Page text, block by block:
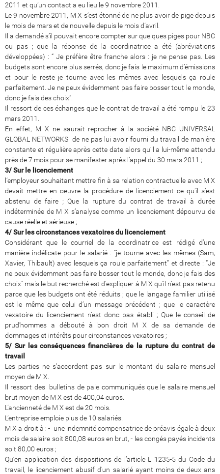
2011 et qu’un contact a eu lieu le 9 novembre 2011.
Le 9 novembre 2011, M X s’est étonné de ne plus avoir de pige depuis
le mois de mars et de nouvelle depuis le mois d’avril.
Il a demandé s’il pouvait encore compter sur quelques piges pour NBC
ou pas ; que la réponse de la coordinatrice a été (abréviations
développées) : “ Je préfère être franche alors : je ne pense pas. Les
budgets sont encore plus serrés, donc je fais le maximum d’émissions
et pour le reste je tourne avec les mêmes avec lesquels ça roule
parfaitement. Je ne peux évidemment pas faire bosser tout le monde,
donc je fais des choix”.
Il ressort de ces échanges que le contrat de travail a été rompu le 23
mars 2011.
En effet, M X ne saurait reprocher à la société NBC UNIVERSAL
GLOBAL NETWORKS de ne pas lui avoir fourni du travail de manière
constante et régulière après cette date alors qu’il a lui-même attendu
près de 7 mois pour se manifester après l’appel du 30 mars 2011 ;
3/ Sur le licenciement
l’employeur souhaitant mettre fin à sa relation contractuelle avec M X
devait mettre en oeuvre la procédure de licenciement ce qu’il s’est
abstenu de faire ; Que la rupture du contrat de travail à durée
indéterminée de M X s’analyse comme un licenciement dépourvu de
cause réelle et sérieuse ;
4/ Sur les circonstances vexatoires du licenciement
Considérant que le courriel de la coordinatrice est rédigé d’une
manière indélicate pour le salarié : “je tourne avec les mêmes (Sam,
Xavier, Thibault) avec lesquels ça roule parfaitement” et directe : “Je
ne peux évidemment pas faire bosser tout le monde, donc je fais des
choix” mais le but recherché est d’expliquer à M X qu’il n’est pas retenu
parce que les budgets ont été réduits ; que le langage familier utilisé
est le même que celui d’un message précédent ; que le caractère
vexatoire du licenciement n’est donc pas établi ; Que le conseil de
prud’hommes a débouté à bon droit M X de sa demande de
dommages et intérêts pour circonstances vexatoires ;
5/ Sur les conséquences financières de la rupture du contrat de
travail
Les parties ne s’accordent pas sur le montant du salaire mensuel
moyen de M X.
Il ressort des bulletins de paie communiqués que le salaire mensuel
brut moyen de M X est de 400,04 euros.
L’ancienneté de M X est de 20 mois.
L’entreprise emploie plus de 10 salariés.
M X a droit à : - une indemnité compensatrice de préavis égale à deux
mois de salaire soit 800,08 euros en brut, - les congés payés incidents
soit 80,00 euros ;
Qu’en application des dispositions de l’article L 1235-5 du Code du
travail, le licenciement abusif d’un salarié ayant moins de deux ans